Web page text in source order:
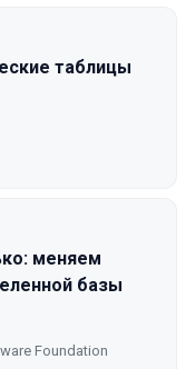
таблицы
меняем
базы
Foundation